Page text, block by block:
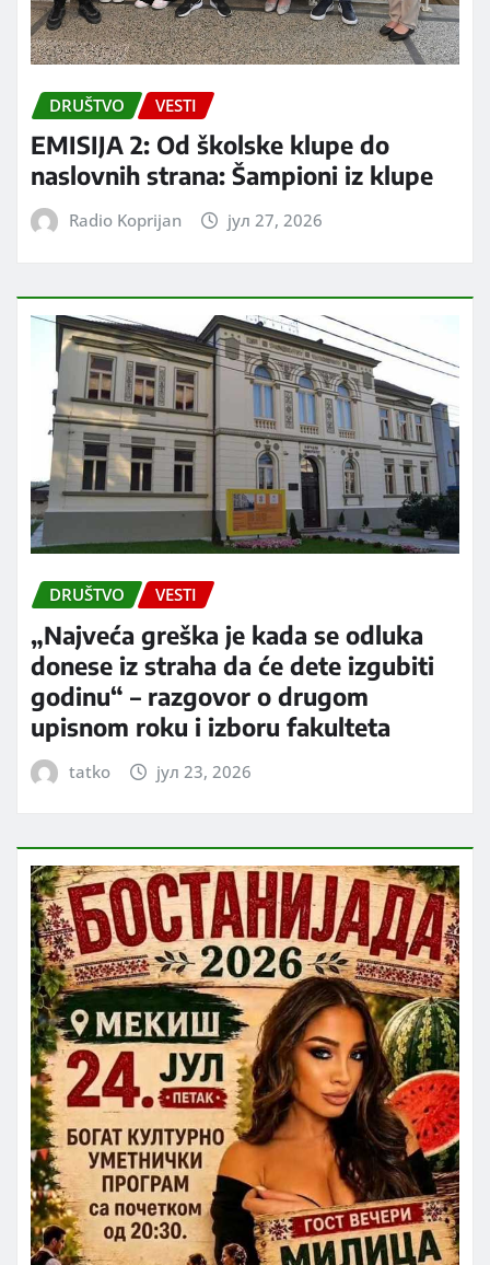
DRUŠTVO VESTI
EMISIJA 2: Od školske klupe do
naslovnih strana: Šampioni iz klupe
Radio Koprijan јул 27, 2026
DRUŠTVO VESTI
„Najveća greška je kada se odluka
donese iz straha da će dete izgubiti
godinu“ – razgovor o drugom
upisnom roku i izboru fakulteta
tatko јул 23, 2026